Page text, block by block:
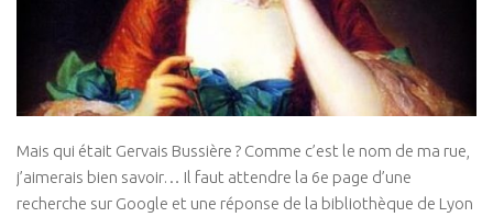
Master Roger Itier
Céline Laly
Christine Gatineau
Muriel Rojas
Marie Delaneau
Mais qui était Gervais Bussière ? Comme c’est le nom de ma rue,
j’aimerais bien savoir… Il faut attendre la 6e page d’une
recherche sur Google et une réponse de la bibliothèque de Lyon